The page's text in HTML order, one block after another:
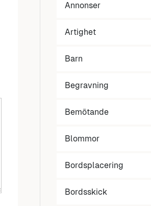
Annonser
Artighet
Barn
Begravning
Bemötande
Blommor
Bordsplacering
Bordsskick